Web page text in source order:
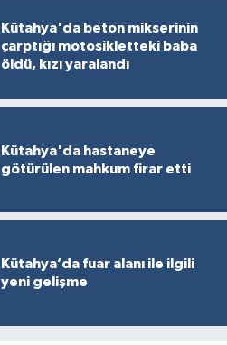
Kütahya'da beton mikserinin
çarptığı motosikletteki baba
öldü, kızı yaralandı
Kütahya'da hastaneye
götürülen mahkum firar etti
Kütahya’da fuar alanı ile ilgili
yeni gelişme